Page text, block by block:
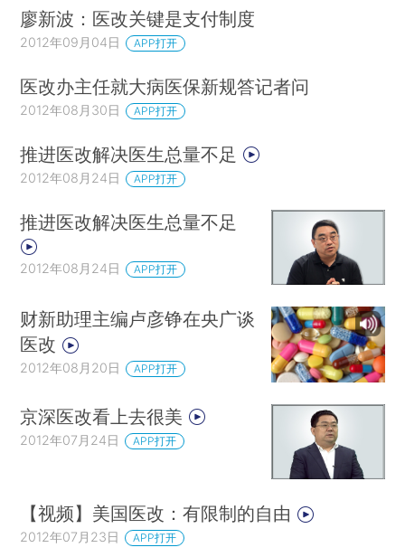
廖新波：医改关键是支付制度
2012年09月04日 APP打开
医改办主任就大病医保新规答记者问
2012年08月30日 APP打开
推进医改解决医生总量不足
2012年08月24日 APP打开
推进医改解决医生总量不足
2012年08月24日 APP打开
财新助理主编卢彦铮在央广谈
医改
2012年08月20日 APP打开
京深医改看上去很美
2012年07月24日 APP打开
【视频】美国医改：有限制的自由
2012年07月23日 APP打开